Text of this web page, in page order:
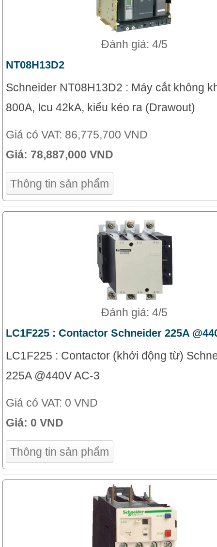
Đánh giá: 4/5
NT08H13D2
Schneider NT08H13D2 : Máy cắt không
800A, Icu 42kA, kiểu kéo ra (Drawout)
Giá có VAT: 86,775,700 VND
Giá: 78,887,000 VND
Thông tin sản phẩm
Đánh giá: 4/5
LC1F225 : Contactor Schneider 225A
LC1F225 : Contactor (khởi động từ)
225A @440V AC-3
Giá có VAT: 0 VND
Giá: 0 VND
Thông tin sản phẩm